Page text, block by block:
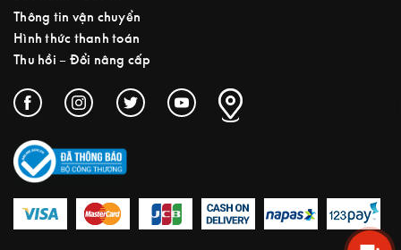
Thông tin vận chuyển
Hình thức thanh toán
Thu hồi – Đổi nâng cấp